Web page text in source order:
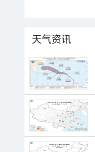
天气资讯